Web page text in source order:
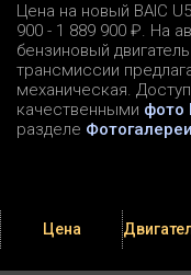
Цена на новый BAIC
900 - 1 889 900 ₽. На
бензиновый
трансмиссии
механическая.
качественными фото
разделе Фотогалереи
Цена